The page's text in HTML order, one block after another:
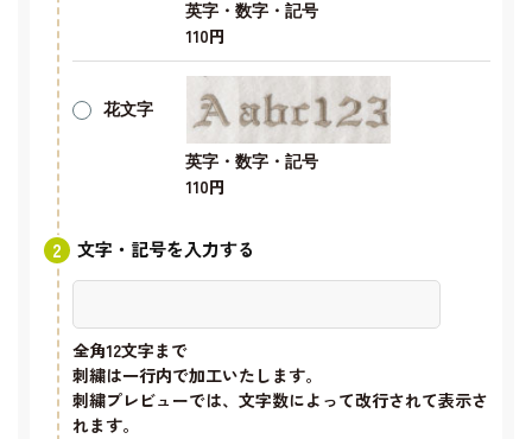
英字・数字・記号
110円
花文字
英字・数字・記号
110円
文字・記号を入力する
全角12文字まで
刺繍は一行内で加工いたします。
刺繍プレビューでは、文字数によって改行されて表示さ
れます。